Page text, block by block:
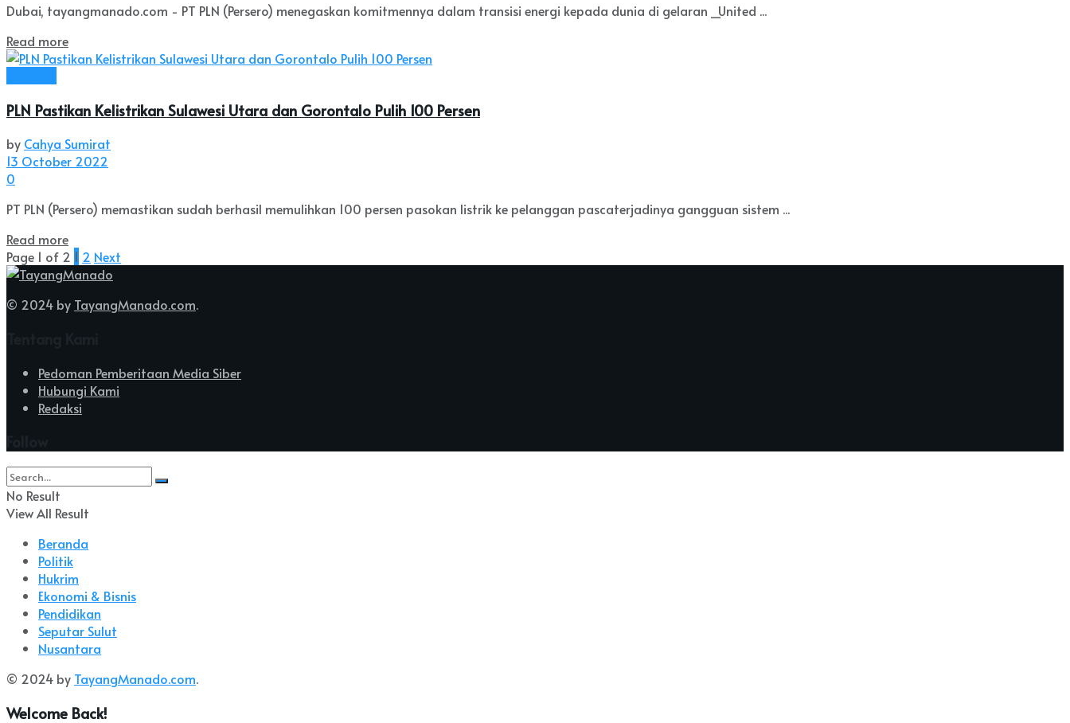
Dubai, tayangmanado.com - PT PLN (Persero) menegaskan komitmennya dalam transisi energi kepada dunia di gelaran _United ...
Read more
PLN Pastikan Kelistrikan Sulawesi Utara dan Gorontalo Pulih 100 Persen
by Cahya Sumirat
13 October 2022
0
PT PLN (Persero) memastikan sudah berhasil memulihkan 100 persen pasokan listrik ke pelanggan pascaterjadinya gangguan sistem ...
Read more
Page 1 of 2 1 2 Next
© 2024 by TayangManado.com.
Pedoman Pemberitaan Media Siber
Hubungi Kami
Redaksi
No Result
View All Result
Beranda
Politik
Hukrim
Ekonomi & Bisnis
Pendidikan
Seputar Sulut
Nusantara
© 2024 by TayangManado.com.
Welcome Back!